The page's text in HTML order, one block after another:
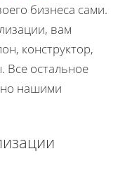
бизнеса сами.
вам
конструктор,
остальное
нашими